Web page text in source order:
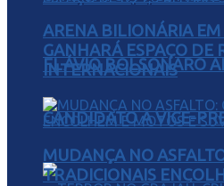
FLÁVIO BOLSONARO
CANDIDATO A VICE-
ARENA BILIONÁRIA EM
GANHARÁ ESPAÇO DE
INTERNACIONAIS
MUDANÇA NO
TRADICIONAIS